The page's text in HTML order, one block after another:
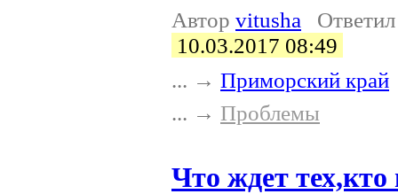
Автор vitusha
10.03.2017 08:49
... → Приморский край
... → Проблемы
Что ждет тех,кто